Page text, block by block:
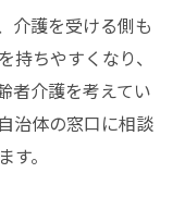
介護を受ける側も
ちやすくなり、
者介護を考えてい
治体の窓口に相談
。